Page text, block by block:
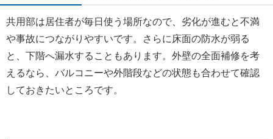
共用部は居住者が毎日使う場所なので、劣化が進むと不満
や事故につながりやすいです。さらに床面の防水が弱る
と、下階へ漏水することもあります。外壁の全面補修を考
えるなら、バルコニーや外階段などの状態も合わせて確認
しておきたいところです。